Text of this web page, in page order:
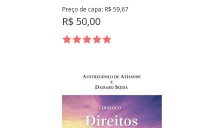
Preço de capa: R$ 59,67
R$ 50,00